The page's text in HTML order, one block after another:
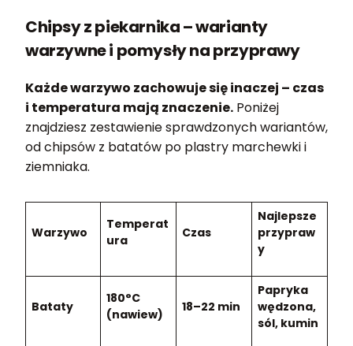
Chipsy z piekarnika – warianty
warzywne i pomysły na przyprawy
Każde warzywo zachowuje się inaczej – czas
i temperatura mają znaczenie. Poniżej
znajdziesz zestawienie sprawdzonych wariantów,
od chipsów z batatów po plastry marchewki i
ziemniaka.
Warzywo
Temperat
ura
Czas
Najlepsze
przypraw
y
Bataty
180°C
(nawiew)
18–22 min
Papryka
wędzona,
sól, kumin